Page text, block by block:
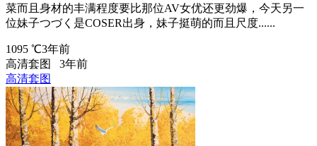
菜而且身材的丰满程度要比那位AV女优还更劲爆，今天另一
位妹子つづく是COSER出身，妹子挺萌的而且尺度......
1095 ℃3年前
高清套图
3年前
高清套图